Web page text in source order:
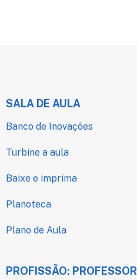
SALA DE AULA
Banco de Inovações
Turbine a aula
Baixe e imprima
Planoteca
Plano de Aula
PROFISSÃO: PROFESSOR